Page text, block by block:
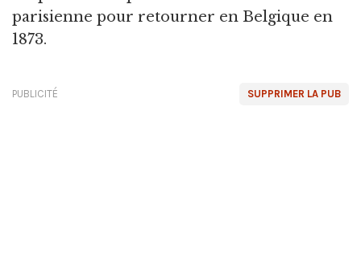
parisienne pour retourner en Belgique en
1873.
SUPPRIMER LA PUB
PUBLICITÉ